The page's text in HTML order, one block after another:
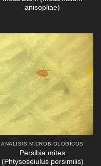
anisopliae)
ANALISIS MICROBIOLOGICOS
Persibia mites
(Phtysoseiulus persimilis)